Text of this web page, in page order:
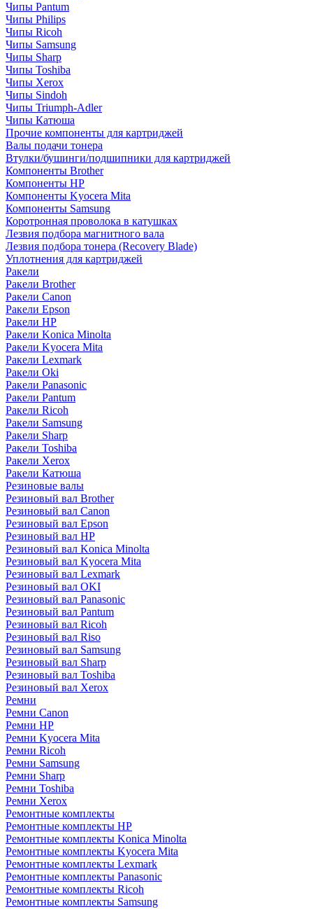
Чипы Pantum
Чипы Philips
Чипы Ricoh
Чипы Samsung
Чипы Sharp
Чипы Toshiba
Чипы Xerox
Чипы Sindoh
Чипы Triumph-Adler
Чипы Катюша
Прочие компоненты для картриджей
Валы подачи тонера
Втулки/бушинги/подшипники для картриджей
Компоненты Brother
Компоненты HP
Компоненты Kyocera Mita
Компоненты Samsung
Коротронная проволока в катушках
Лезвия подбора магнитного вала
Лезвия подбора тонера (Recovery Blade)
Уплотнения для картриджей
Ракели
Ракели Brother
Ракели Canon
Ракели Epson
Ракели HP
Ракели Konica Minolta
Ракели Kyocera Mita
Ракели Lexmark
Ракели Oki
Ракели Panasonic
Ракели Pantum
Ракели Ricoh
Ракели Samsung
Ракели Sharp
Ракели Toshiba
Ракели Xerox
Ракели Катюша
Резиновые валы
Резиновый вал Brother
Резиновый вал Canon
Резиновый вал Epson
Резиновый вал HP
Резиновый вал Konica Minolta
Резиновый вал Kyocera Mita
Резиновый вал Lexmark
Резиновый вал OKI
Резиновый вал Panasonic
Резиновый вал Pantum
Резиновый вал Ricoh
Резиновый вал Riso
Резиновый вал Samsung
Резиновый вал Sharp
Резиновый вал Toshiba
Резиновый вал Xerox
Ремни
Ремни Canon
Ремни HP
Ремни Kyocera Mita
Ремни Ricoh
Ремни Samsung
Ремни Sharp
Ремни Toshiba
Ремни Xerox
Ремонтные комплекты
Ремонтные комплекты HP
Ремонтные комплекты Konica Minolta
Ремонтные комплекты Kyocera Mita
Ремонтные комплекты Lexmark
Ремонтные комплекты Panasonic
Ремонтные комплекты Ricoh
Ремонтные комплекты Samsung